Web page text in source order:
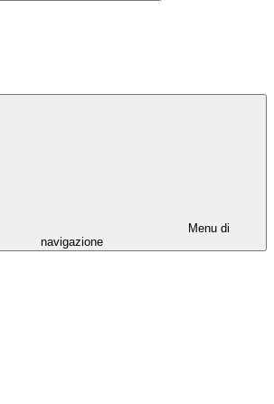
Menu di
navigazione